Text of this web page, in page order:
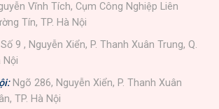
Vĩnh Tích, Cụm Công Nghiệp Liên
Tín, TP. Hà Nội
Số 9 , Nguyễn Xiển, P. Thanh Xuân Trung, Q.
Nội
Ngõ 286, Nguyễn Xiển, P. Thanh Xuân
TP. Hà Nội